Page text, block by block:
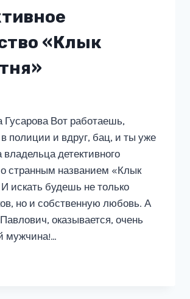
«Клык
Гусарова Вот работаешь,
полиции и вдруг, бац, и ты уже
детективного
странным названием «Клык
искать будешь не только
но и собственную любовь. А
оказывается, очень
мужчина!…